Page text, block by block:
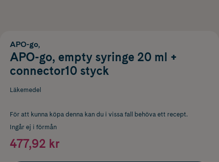
APO-go,
APO-go, empty syringe 20 ml +
connector10 styck
Läkemedel
För att kunna köpa denna kan du i vissa fall behöva ett recept.
Ingår ej i förmån
477,92 kr